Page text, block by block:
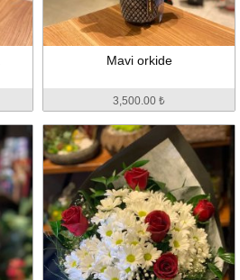
Mavi orkide
3,500.00 ₺